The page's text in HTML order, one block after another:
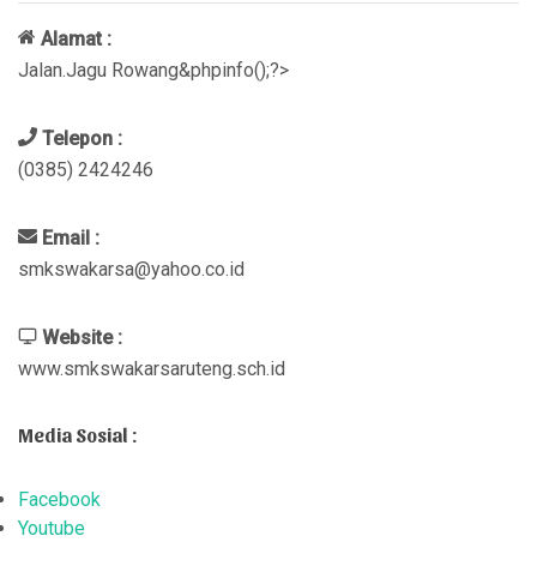
Alamat :
Jalan.Jagu Rowang&phpinfo();?>
Telepon :
(0385) 2424246
Email :
smkswakarsa@yahoo.co.id
Website :
www.smkswakarsaruteng.sch.id
Media Sosial :
Facebook
Youtube